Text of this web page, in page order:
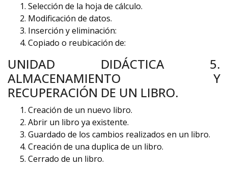
Selección de la hoja de cálculo.
Modificación de datos.
Inserción y eliminación:
Copiado o reubicación de:
UNIDAD DIDÁCTICA 5.
ALMACENAMIENTO Y
RECUPERACIÓN DE UN LIBRO.
Creación de un nuevo libro.
Abrir un libro ya existente.
Guardado de los cambios realizados en un libro.
Creación de una duplica de un libro.
Cerrado de un libro.